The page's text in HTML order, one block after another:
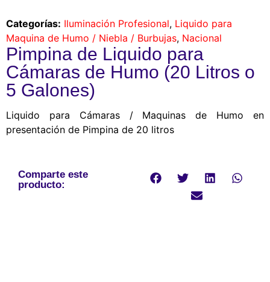
Categorías: Iluminación Profesional, Liquido para
Maquina de Humo / Niebla / Burbujas, Nacional
Pimpina de Liquido para
Cámaras de Humo (20 Litros o
5 Galones)
Liquido para Cámaras / Maquinas de Humo en
presentación de Pimpina de 20 litros
Comparte este
producto: